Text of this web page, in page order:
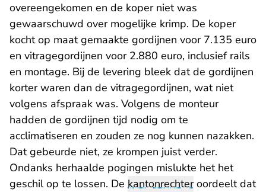
overeengekomen en de koper niet was
gewaarschuwd over mogelijke krimp. De koper
kocht op maat gemaakte gordijnen voor 7.135 euro
en vitragegordijnen voor 2.880 euro, inclusief rails
en montage. Bij de levering bleek dat de gordijnen
korter waren dan de vitragegordijnen, wat niet
volgens afspraak was. Volgens de monteur
hadden de gordijnen tijd nodig om te
acclimatiseren en zouden ze nog kunnen nazakken.
Dat gebeurde niet, ze krompen juist verder.
Ondanks herhaalde pogingen mislukte het het
geschil op te lossen. De kantonrechteroordeelt dat